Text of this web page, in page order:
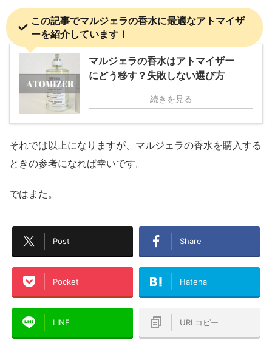
この記事でマルジェラの香水に最適なアトマイザ
ーを紹介しています！
マルジェラの香水はアトマイザー
にどう移す？失敗しない選び方
続きを見る
それでは以上になりますが、マルジェラの香水を購入する
ときの参考になれば幸いです。
ではまた。
Post Share
Pocket Hatena
LINE URLコピー